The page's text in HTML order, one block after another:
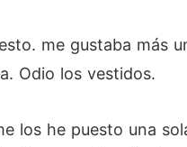
me gustaba más
Odio los vestidos.
los he puesto una